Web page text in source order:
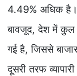
4.49% अधिक है।
बावजूद, देश में
गई है, जिससे
दूसरी तरफ